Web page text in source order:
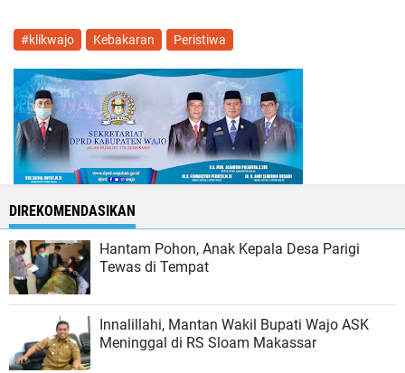
#klikwajo Kebakaran Peristiwa
DIREKOMENDASIKAN
Hantam Pohon, Anak Kepala Desa Parigi
Tewas di Tempat
Innalillahi, Mantan Wakil Bupati Wajo ASK
Meninggal di RS Sloam Makassar